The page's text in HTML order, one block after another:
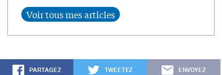
PARTAGEZ TWEETEZ ENVOYEZ